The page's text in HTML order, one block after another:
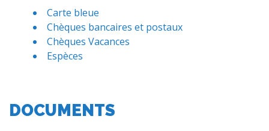
Carte bleue
Chèques bancaires et postaux
Chèques Vacances
Espèces
DOCUMENTS